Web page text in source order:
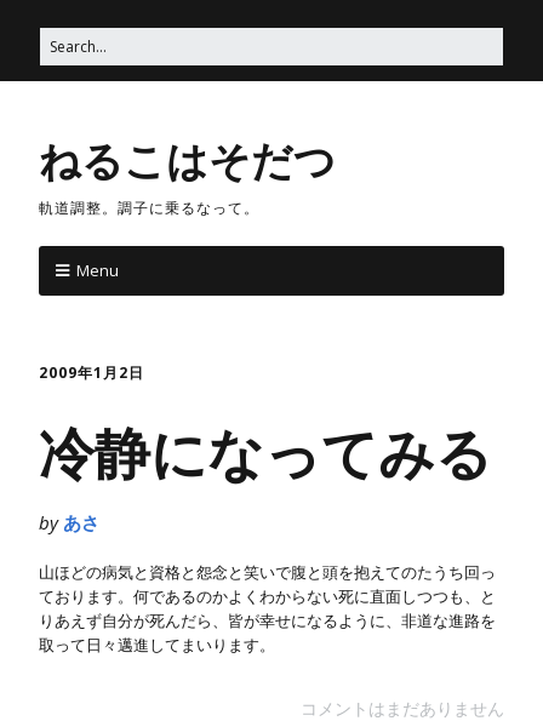
ねるこはそだつ
軌道調整。調子に乗るなって。
Menu
2009年1月2日
冷静になってみる
by あさ
山ほどの病気と資格と怨念と笑いで腹と頭を抱えてのたうち回っ
ております。何であるのかよくわからない死に直面しつつも、と
りあえず自分が死んだら、皆が幸せになるように、非道な進路を
取って日々邁進してまいります。
コメントはまだありません